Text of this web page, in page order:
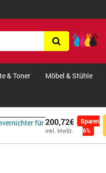
& Toner Möbel & Stühle
für200,72€
inkl. MwSt.
Sparen
6%